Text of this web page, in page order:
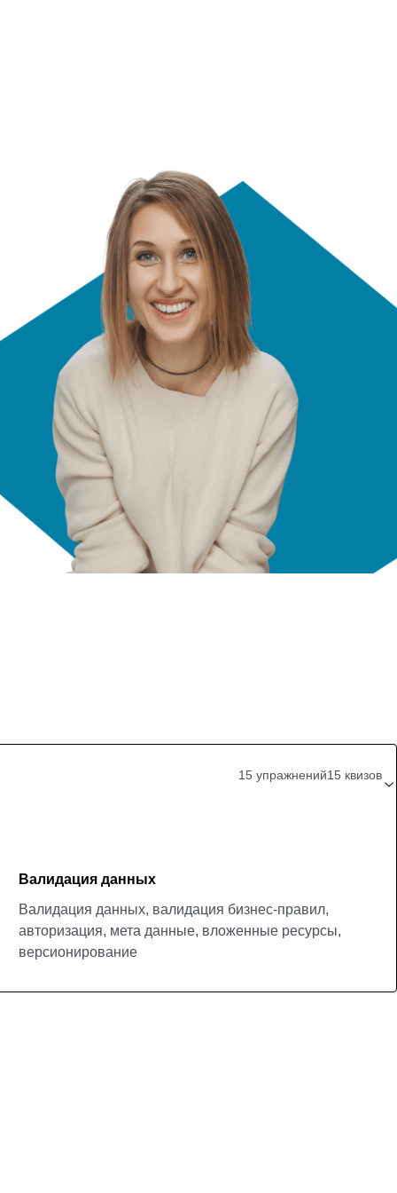
15 упражнений15 квизов
Валидация данных
Валидация данных, валидация бизнес-правил,
авторизация, мета данные, вложенные ресурсы,
версионирование